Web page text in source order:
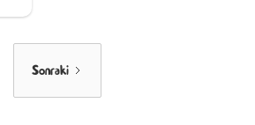
Sonraki